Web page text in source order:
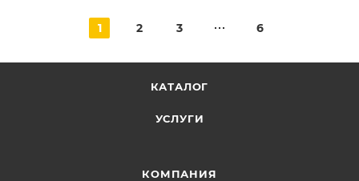
1 2 3 6
КАТАЛОГ
УСЛУГИ
КОМПАНИЯ